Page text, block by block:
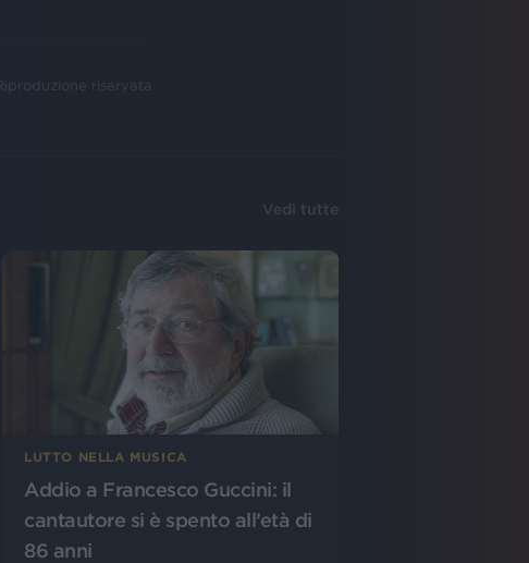
riservata
Vedi tutte
LUTTO NELLA MUSICA
Addio a Francesco Guccini: il
cantautore si è spento all’età di
86 anni